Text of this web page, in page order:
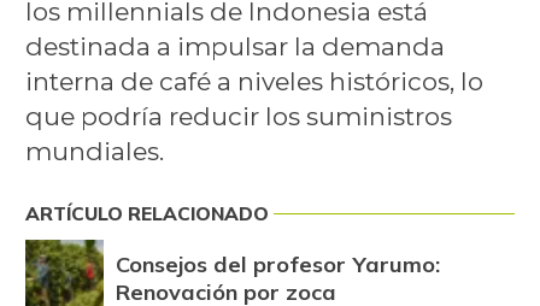
los millennials de Indonesia está
destinada a impulsar la demanda
interna de café a niveles históricos, lo
que podría reducir los suministros
mundiales.
ARTÍCULO RELACIONADO
Consejos del profesor Yarumo:
Renovación por zoca